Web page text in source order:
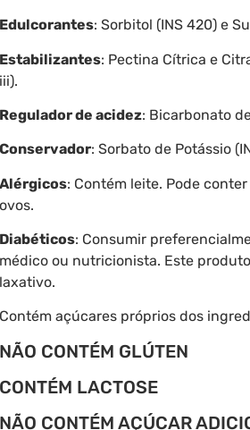
Edulcorantes: Sorbitol (INS 420) e
Estabilizantes: Pectina Cítrica e
iii).
Regulador de acidez: Bicarbonato
Conservador: Sorbato de Potássio
Alérgicos: Contém leite. Pode
ovos.
Diabéticos: Consumir
médico ou nutricionista. Este
laxativo.
Contém açúcares próprios dos
NÃO CONTÉM GLÚTEN
CONTÉM LACTOSE
NÃO CONTÉM AÇÚCAR